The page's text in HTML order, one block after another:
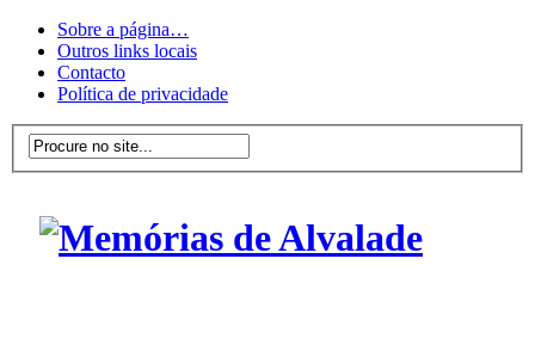
Sobre a página…
Outros links locais
Contacto
Política de privacidade